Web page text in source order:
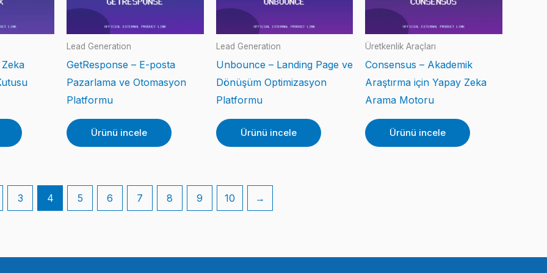
Lead Generation
GetResponse – E-posta
Pazarlama ve Otomasyon
Platformu
Ürünü incele
Lead Generation
Unbounce – Landing Page ve
Dönüşüm Optimizasyon
Platformu
Ürünü incele
Üretkenlik Araçları
Consensus – Akademik
Araştırma için Yapay Zeka
Arama Motoru
Ürünü incele
3 4 5 6 7 8 9 10 →